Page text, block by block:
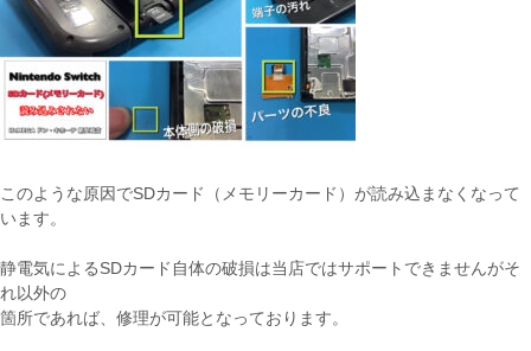
このような原因でSDカード（メモリーカード）が読み込まなくなって
います。
静電気によるSDカード自体の破損は当店ではサポートできませんがそ
れ以外の
箇所であれば、修理が可能となっております。